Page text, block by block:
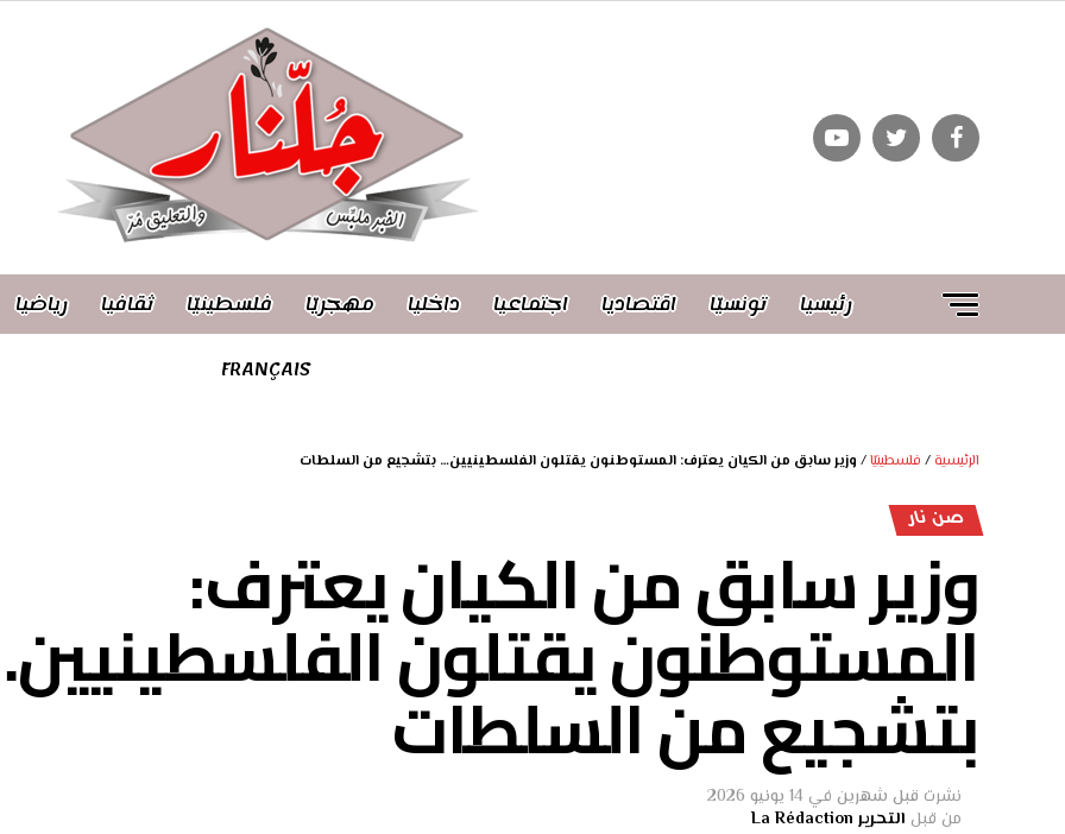
رئيسيا تونسيّا اقتصاديا اجتماعيا داخليا مهجريّا فلسطينيّا ثقافيا رياضيا
FRANÇAIS
الرئيسية / فلسطينيّا/ وزير سابق من الكيان يعترف: المستوطنون يقتلون الفلسطينيين… بتشجيع من السلطات
صن نار
وزير سابق من الكيان يعترف:
المستوطنون يقتلون
بتشجيع من السلطات
نشرت قبل شهرين في 14 يونيو 2026
من قبل التحرير La Rédaction